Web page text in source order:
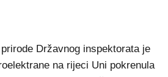
Državnog inspektorata je
na rijeci Uni pokrenula